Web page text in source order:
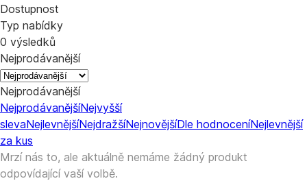
Dostupnost
Typ nabídky
0 výsledků
Nejprodávanější
Nejprodávanější
NejprodávanějšíNejvyšší
slevaNejlevnějšíNejdražšíNejnovějšíDle hodnoceníNejlevnější
za kus
Mrzí nás to, ale aktuálně nemáme žádný produkt
odpovídající vaší volbě.